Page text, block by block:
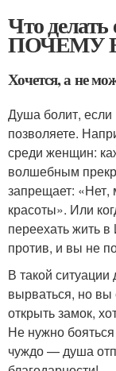
Что
ПОЧЕМУ
Хочется, а не
Душа болит, если
позволяете.
среди женщин:
волшебным
запрещает: «Нет,
красоты». Или
переехать жить
против, и вы не
В такой
вырваться, но вы
открыть замок,
Не нужно
чуждо — душа